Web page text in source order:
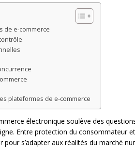
de e-commerce
plateformes de e-commerce
électronique soulève des
Entre protection du consommateur
pour s’adapter aux réalités du marché